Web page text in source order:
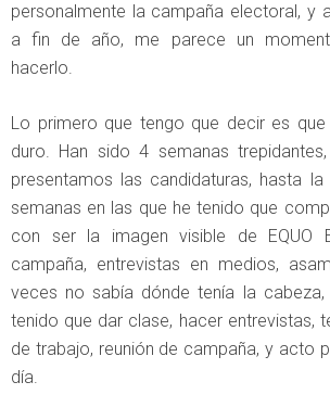
personalmente la campaña electoral, y
a fin de año, me parece un
hacerlo.
Lo primero que tengo que decir es
duro. Han sido 4 semanas
presentamos las candidaturas, hasta
semanas en las que he tenido que
con ser la imagen visible de EQUO
campaña, entrevistas en medios,
veces no sabía dónde tenía la
tenido que dar clase, hacer entrevistas,
de trabajo, reunión de campaña, y acto
día.